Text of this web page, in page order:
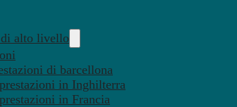
di alto livello
di barcellona
in Inghilterra
in Francia